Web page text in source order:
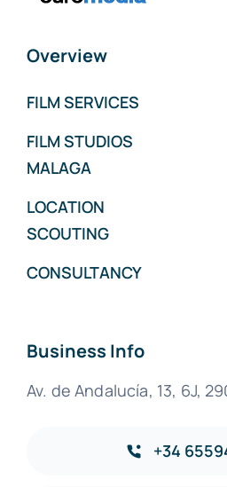
Overview
FILM SERVICES
FILM STUDIOS
MALAGA
LOCATION
SCOUTING
CONSULTANCY
Business Info
Av. de Andalucía, 13, 6J,
+34